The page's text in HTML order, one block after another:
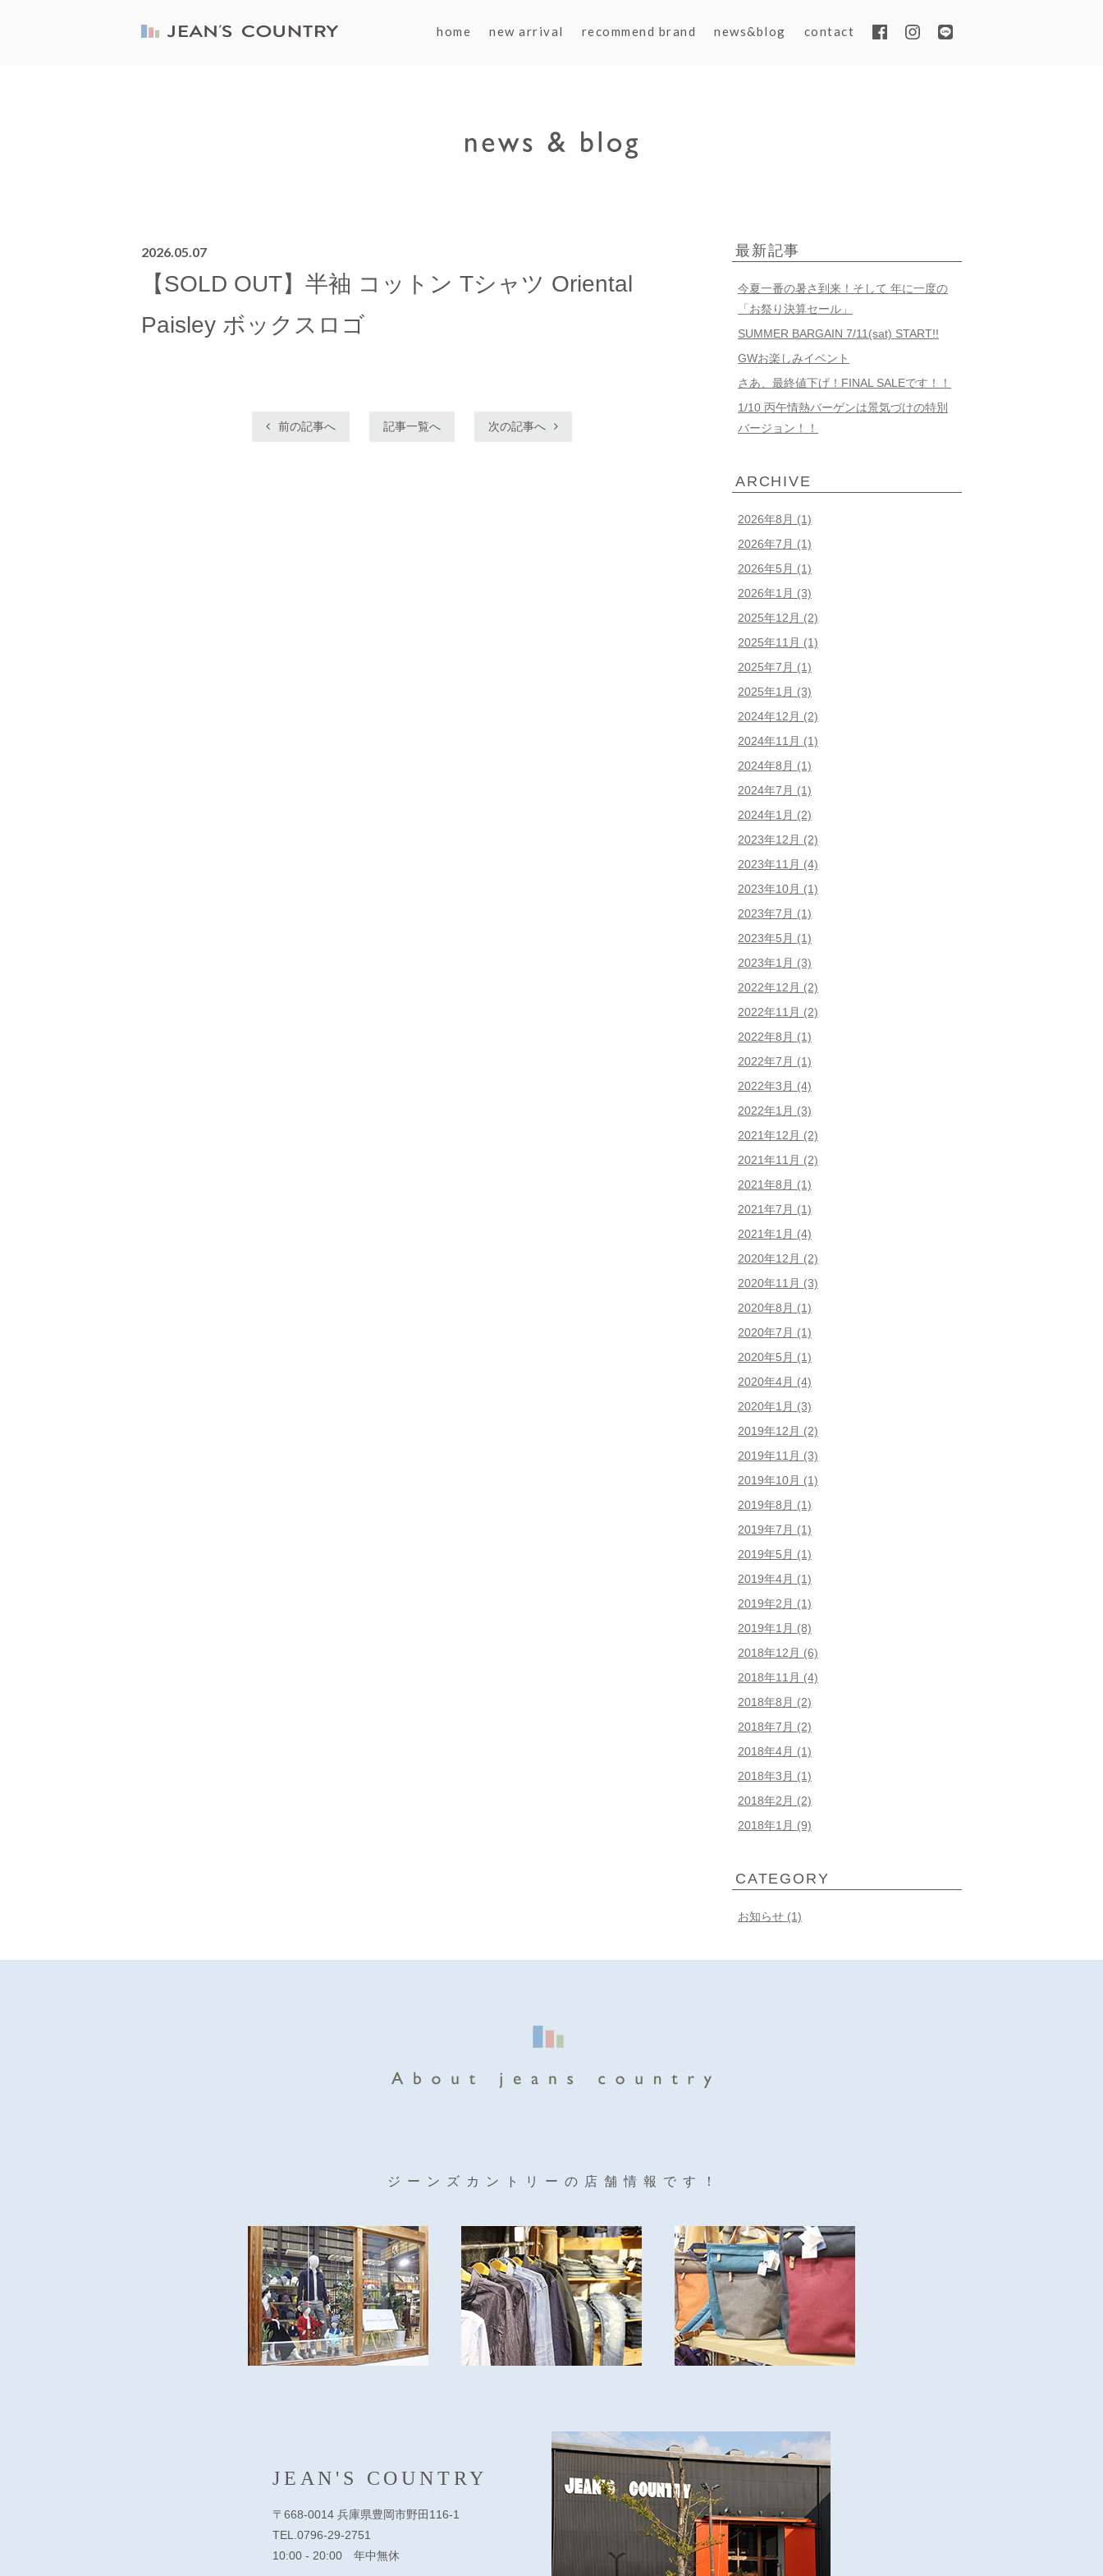
home new arrival recommend brand news&blog contact
2026.05.07
【SOLD OUT】半袖 コットン Tシャツ Oriental
Paisley ボックスロゴ
前の記事へ 記事一覧へ 次の記事へ
最新記事
今夏一番の暑さ到来！そして 年に一度の
「お祭り決算セール」
SUMMER BARGAIN 7/11(sat) START!!
GWお楽しみイベント
さあ、最終値下げ！FINAL SALEです！！
1/10 丙午情熱バーゲンは景気づけの特別
バージョン！！
ARCHIVE
2026年8月 (1)
2026年7月 (1)
2026年5月 (1)
2026年1月 (3)
2025年12月 (2)
2025年11月 (1)
2025年7月 (1)
2025年1月 (3)
2024年12月 (2)
2024年11月 (1)
2024年8月 (1)
2024年7月 (1)
2024年1月 (2)
2023年12月 (2)
2023年11月 (4)
2023年10月 (1)
2023年7月 (1)
2023年5月 (1)
2023年1月 (3)
2022年12月 (2)
2022年11月 (2)
2022年8月 (1)
2022年7月 (1)
2022年3月 (4)
2022年1月 (3)
2021年12月 (2)
2021年11月 (2)
2021年8月 (1)
2021年7月 (1)
2021年1月 (4)
2020年12月 (2)
2020年11月 (3)
2020年8月 (1)
2020年7月 (1)
2020年5月 (1)
2020年4月 (4)
2020年1月 (3)
2019年12月 (2)
2019年11月 (3)
2019年10月 (1)
2019年8月 (1)
2019年7月 (1)
2019年5月 (1)
2019年4月 (1)
2019年2月 (1)
2019年1月 (8)
2018年12月 (6)
2018年11月 (4)
2018年8月 (2)
2018年7月 (2)
2018年4月 (1)
2018年3月 (1)
2018年2月 (2)
2018年1月 (9)
CATEGORY
お知らせ (1)
ジーンズカントリーの店舗情報です！
JEAN'S COUNTRY
〒668-0014 兵庫県豊岡市野田116-1
TEL.0796-29-2751
10:00 - 20:00 年中無休